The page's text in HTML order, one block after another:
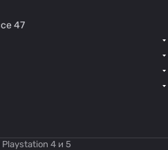
47
4 и 5